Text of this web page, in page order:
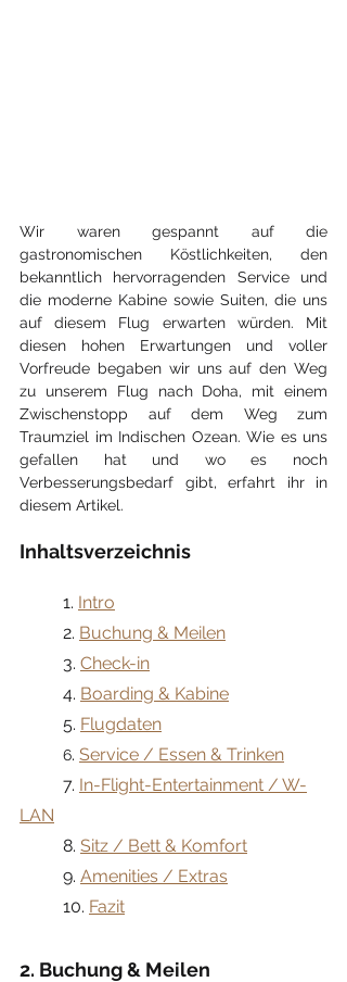
Wir waren gespannt auf die
gastronomischen Köstlichkeiten, den
bekanntlich hervorragenden Service und
die moderne Kabine sowie Suiten, die uns
auf diesem Flug erwarten würden. Mit
diesen hohen Erwartungen und voller
Vorfreude begaben wir uns auf den Weg
zu unserem Flug nach Doha, mit einem
Zwischenstopp auf dem Weg zum
Traumziel im Indischen Ozean. Wie es uns
gefallen hat und wo es noch
Verbesserungsbedarf gibt, erfahrt ihr in
diesem Artikel.
Inhaltsverzeichnis
	1.
Intro
	2.
Buchung & Meilen
3. Check-in
	4.
Boarding & Kabine
	5.
Flugdaten
	6
. Service / Essen & Trinken
7. In-Flight-Entertainment / W-
LAN
	8.
Sitz / Bett & Komfort
	9.
Amenities / Extras
	10.
Fazit
2. Buchung & Meilen